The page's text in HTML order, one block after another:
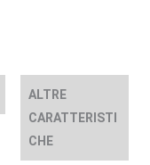
ALTRE
CARATTERISTI
CHE